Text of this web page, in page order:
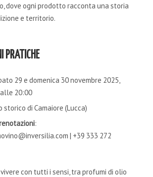
dove ogni prodotto racconta una storia
e territorio.
PRATICHE
29 e domenica 30 novembre 2025,
20:00
storico di Camaiore (Lucca)
:
| +39 333 272
con tutti i sensi, tra profumi di olio